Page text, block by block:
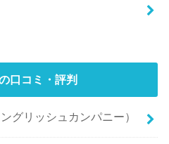
口コミ・評判
グリッシュカンパニー）